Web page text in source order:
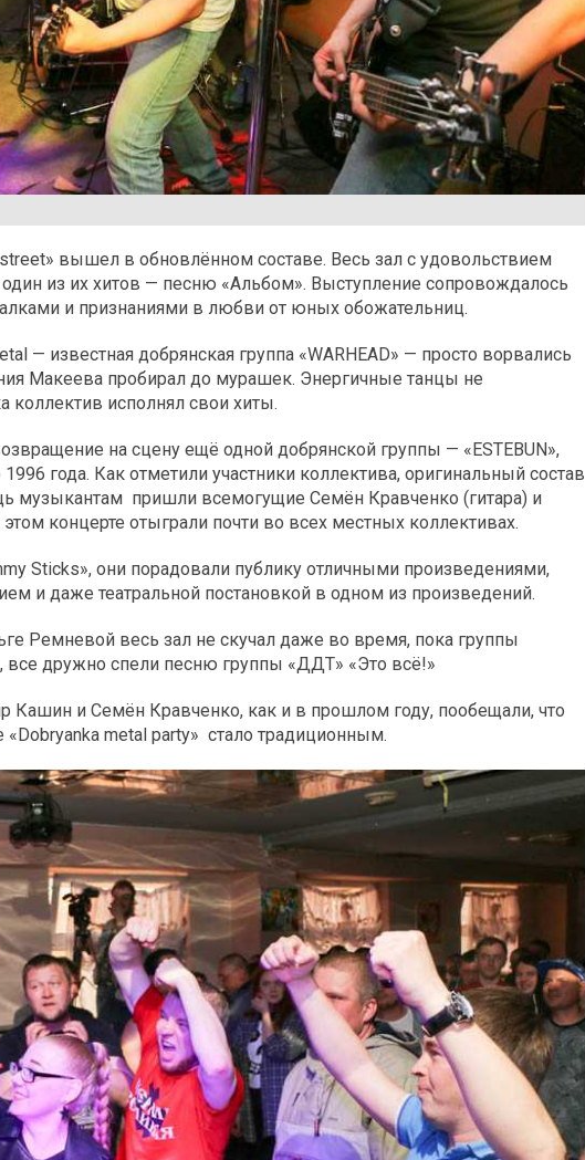
вышел в обновлённом составе. Весь зал с удовольствием
из их хитов — песню «Альбом». Выступление сопровождалось
и признаниями в любви от юных обожательниц.
— известная добрянская группа «WARHEAD» — просто ворвались
Макеева пробирал до мурашек. Энергичные танцы не
коллектив исполнял свои хиты.
на сцену ещё одной добрянской группы — «ESTEBUN»,
года. Как отметили участники коллектива, оригинальный состав
музыкантам пришли всемогущие Семён Кравченко (гитара) и
концерте отыграли почти во всех местных коллективах.
Sticks», они порадовали публику отличными произведениями,
и даже театральной постановкой в одном из произведений.
Ремневой весь зал не скучал даже во время, пока группы
все дружно спели песню группы «ДДТ» «Это всё!»
Кашин и Семён Кравченко, как и в прошлом году, пообещали, что
«Dobryanka metal party» стало традиционным.